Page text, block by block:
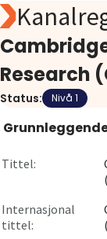
Søk
Åpen tilgang
Statistikk
Aktuelt
Gå til
Research
Status: Nivå 1
Tittel:
Internasjonal
tittel: